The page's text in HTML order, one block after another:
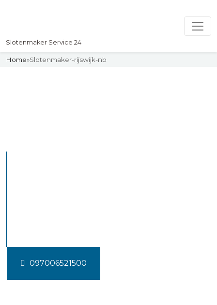
Slotenmaker Service 24
Home»Slotenmaker-rijswijk-nb
097006521500